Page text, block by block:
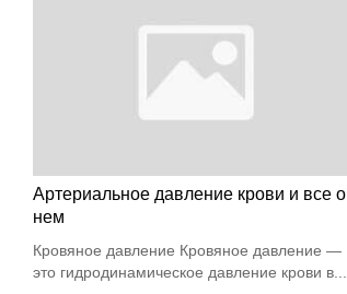
Артериальное давление крови и все о
нем
Кровяное давление Кровяное давление —
это гидродинамическое давление крови в...